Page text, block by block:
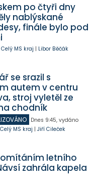
po čtyři dny
nablýskané
finále bylo pod
Celý MS kraj | Libor Běčák
se srazil s
autem v centru
stroj vyletěl ze
chodník
Dnes 9:45, vydáno
Celý MS kraj | Jiří Cileček
letního
zahrála kapela